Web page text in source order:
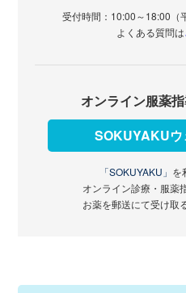
受付時間：10:00～18:00（
よくある質問は
オンライン服薬
SOKUYAKU
「SOKUYAKU」 を
オンライン診療・服薬
お薬を郵送にて受け取